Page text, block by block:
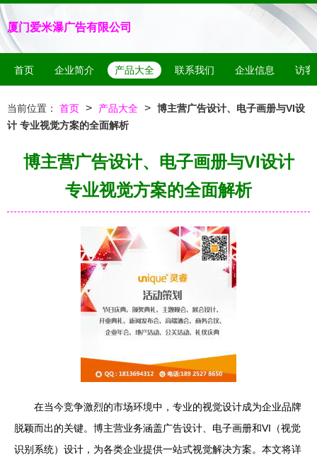
厦门爱米瀑广告有限公司
首页 企业简介 产品大全 联系我们 企业信息 访客
当前位置： 首页 > 产品大全 > 博主营广告设计、电子画册与VI设
计 专业视觉方案的全面解析
博主营广告设计、电子画册与VI设计
专业视觉方案的全面解析
在当今竞争激烈的市场环境中，专业的视觉设计成为企业品牌
脱颖而出的关键。博主营业务涵盖广告设计、电子画册和VI（视觉
识别系统）设计，为各类企业提供一站式视觉解决方案。本文将详